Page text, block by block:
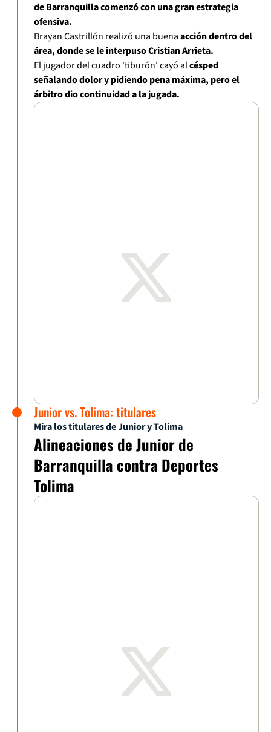
de Barranquilla comenzó con una gran estrategia
ofensiva.
Brayan Castrillón realizó una buenaacción dentro del
área, donde se le interpuso Cristian Arrieta.
El jugador del cuadro 'tiburón' cayó alcésped
señalando dolor y pidiendo pena máxima, pero el
árbitro dio continuidad a la jugada.
Junior vs. Tolima: titulares
Mira los titulares de Junior y Tolima
Alineaciones de Junior de
Barranquilla contra Deportes
Tolima